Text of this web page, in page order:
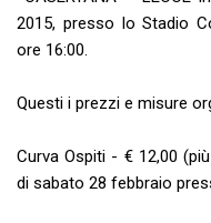
2015, presso lo Stadio
ore 16:00.
Questi i prezzi e misure
Curva Ospiti - € 12,00
di sabato 28 febbraio